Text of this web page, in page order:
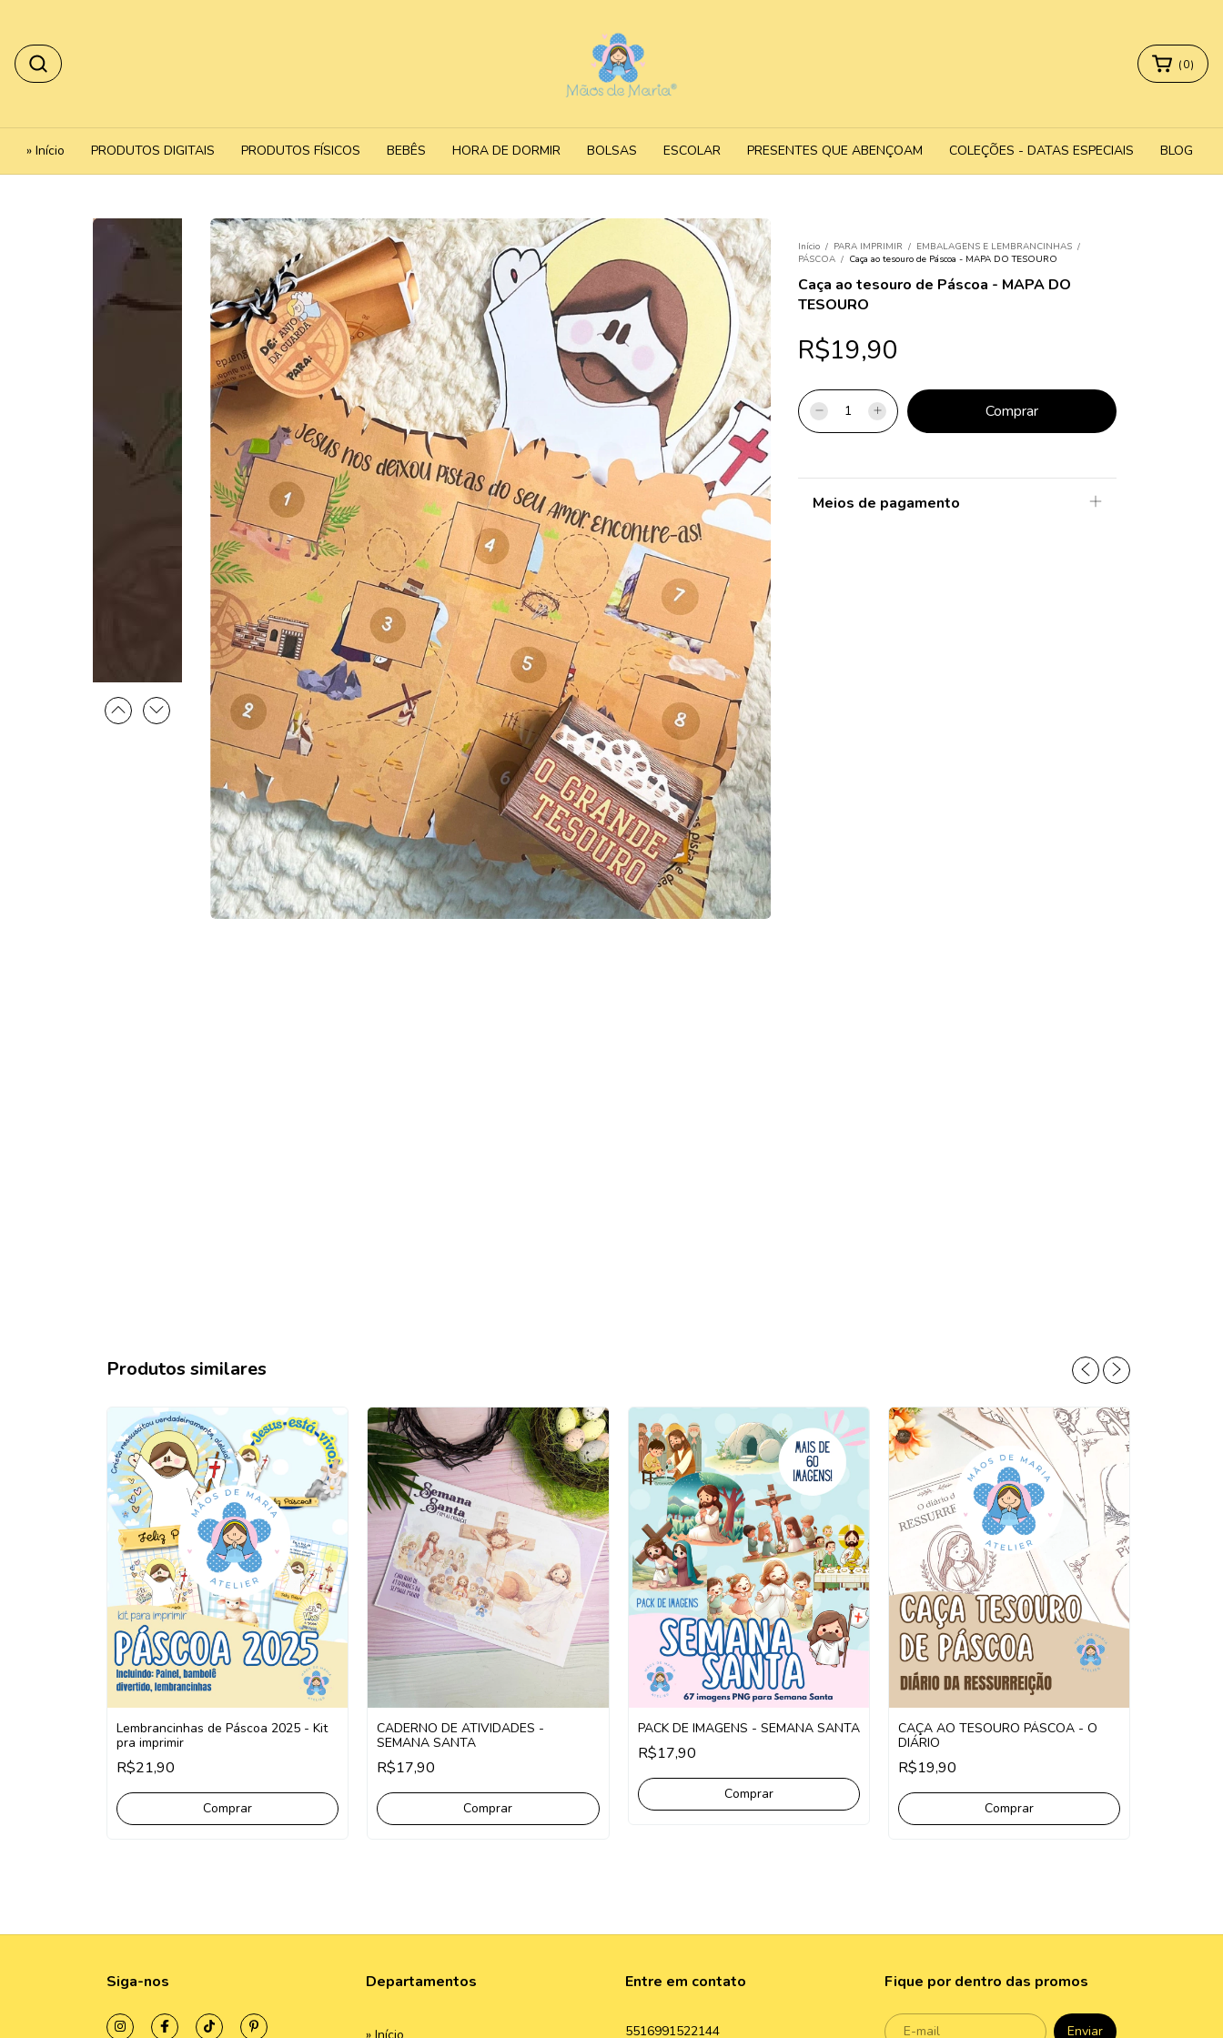
(0)
» Início PRODUTOS DIGITAIS PRODUTOS FÍSICOS BEBÊS HORA DE DORMIR BOLSAS ESCOLAR PRESENTES QUE ABENÇOAM COLEÇÕES - DATAS ESPECIAIS BLOG
Início / PARA IMPRIMIR / EMBALAGENS E LEMBRANCINHAS /
PÁSCOA / Caça ao tesouro de Páscoa - MAPA DO TESOURO
Caça ao tesouro de Páscoa - MAPA DO
TESOURO
R$19,90
Meios de pagamento
Produtos similares
Lembrancinhas de Páscoa 2025 - Kit
pra imprimir
R$21,90
Comprar
CADERNO DE ATIVIDADES -
SEMANA SANTA
R$17,90
Comprar
PACK DE IMAGENS - SEMANA SANTA
R$17,90
CAÇA AO TESOURO PÁSCOA - O
DIÁRIO
R$19,90
Siga-nos Departamentos Entre em contato
5516991522144
Fique por dentro das promos